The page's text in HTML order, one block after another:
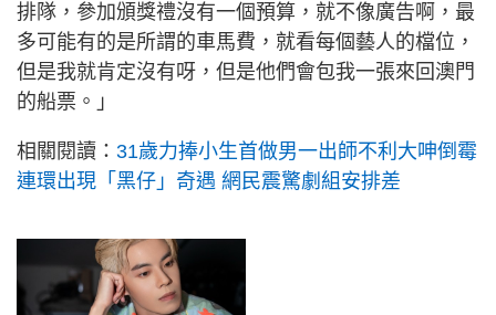
排隊，參加頒獎禮沒有一個預算，就不像廣告啊，最
多可能有的是所謂的車馬費，就看每個藝人的檔位，
但是我就肯定沒有呀，但是他們會包我一張來回澳門
的船票。」
相關閱讀： 31歲力捧小生首做男一出師不利大呻倒霉
連環出現「黑仔」奇遇 網民震驚劇組安排差